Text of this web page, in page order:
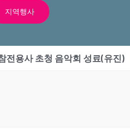
지역행사
전용사 초청 음악회 성료(유진)